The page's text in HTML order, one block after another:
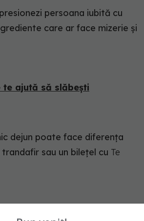
persoana iubită cu
care ar face mizerie și
te ajută să slăbești
dejun poate face diferența
sau un bilețel cu Te
l menții fierbinte. Fie că este